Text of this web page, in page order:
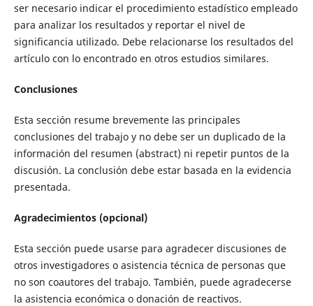
ser necesario indicar el procedimiento estadístico empleado
para analizar los resultados y reportar el nivel de
significancia utilizado. Debe relacionarse los resultados del
artículo con lo encontrado en otros estudios similares.
Conclusiones
Esta sección resume brevemente las principales
conclusiones del trabajo y no debe ser un duplicado de la
información del resumen (abstract) ni repetir puntos de la
discusión. La conclusión debe estar basada en la evidencia
presentada.
Agradecimientos (opcional)
Esta sección puede usarse para agradecer discusiones de
otros investigadores o asistencia técnica de personas que
no son coautores del trabajo. También, puede agradecerse
la asistencia económica o donación de reactivos.